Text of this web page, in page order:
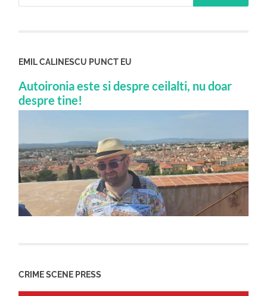
EMIL CALINESCU PUNCT EU
Autoironia este si despre ceilalti, nu doar
despre tine!
CRIME SCENE PRESS